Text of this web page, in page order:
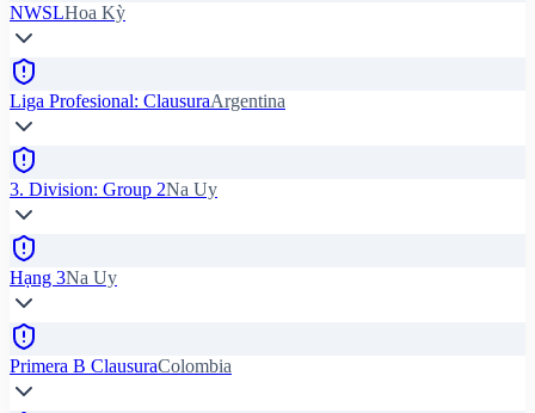
NWSLHoa Kỳ
Liga Profesional: ClausuraArgentina
3. Division: Group 2Na Uy
Hạng 3Na Uy
Primera B ClausuraColombia